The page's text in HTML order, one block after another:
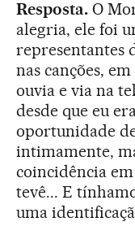
Resposta.O
alegria, ele foi
representantes
nas canções,
ouvia e via na
desde que eu
oportunidade
intimamente,
coincidência
tevê... E
uma